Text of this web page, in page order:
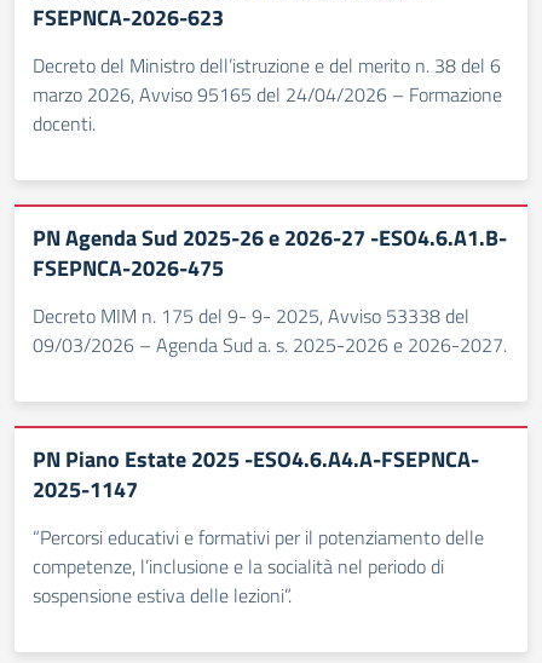
FSEPNCA-2026-623
Decreto del Ministro dell’istruzione e del merito n. 38 del 6
marzo 2026, Avviso 95165 del 24/04/2026 – Formazione
docenti.
PN Agenda Sud 2025-26 e 2026-27 -ESO4.6.A1.B-
FSEPNCA-2026-475
Decreto MIM n. 175 del 9- 9- 2025, Avviso 53338 del
09/03/2026 – Agenda Sud a. s. 2025-2026 e 2026-2027.
PN Piano Estate 2025 -ESO4.6.A4.A-FSEPNCA-
2025-1147
“Percorsi educativi e formativi per il potenziamento delle
competenze, l’inclusione e la socialità nel periodo di
sospensione estiva delle lezioni”.